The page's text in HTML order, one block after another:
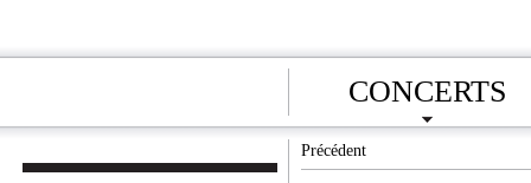
CONCERTS
Précédent